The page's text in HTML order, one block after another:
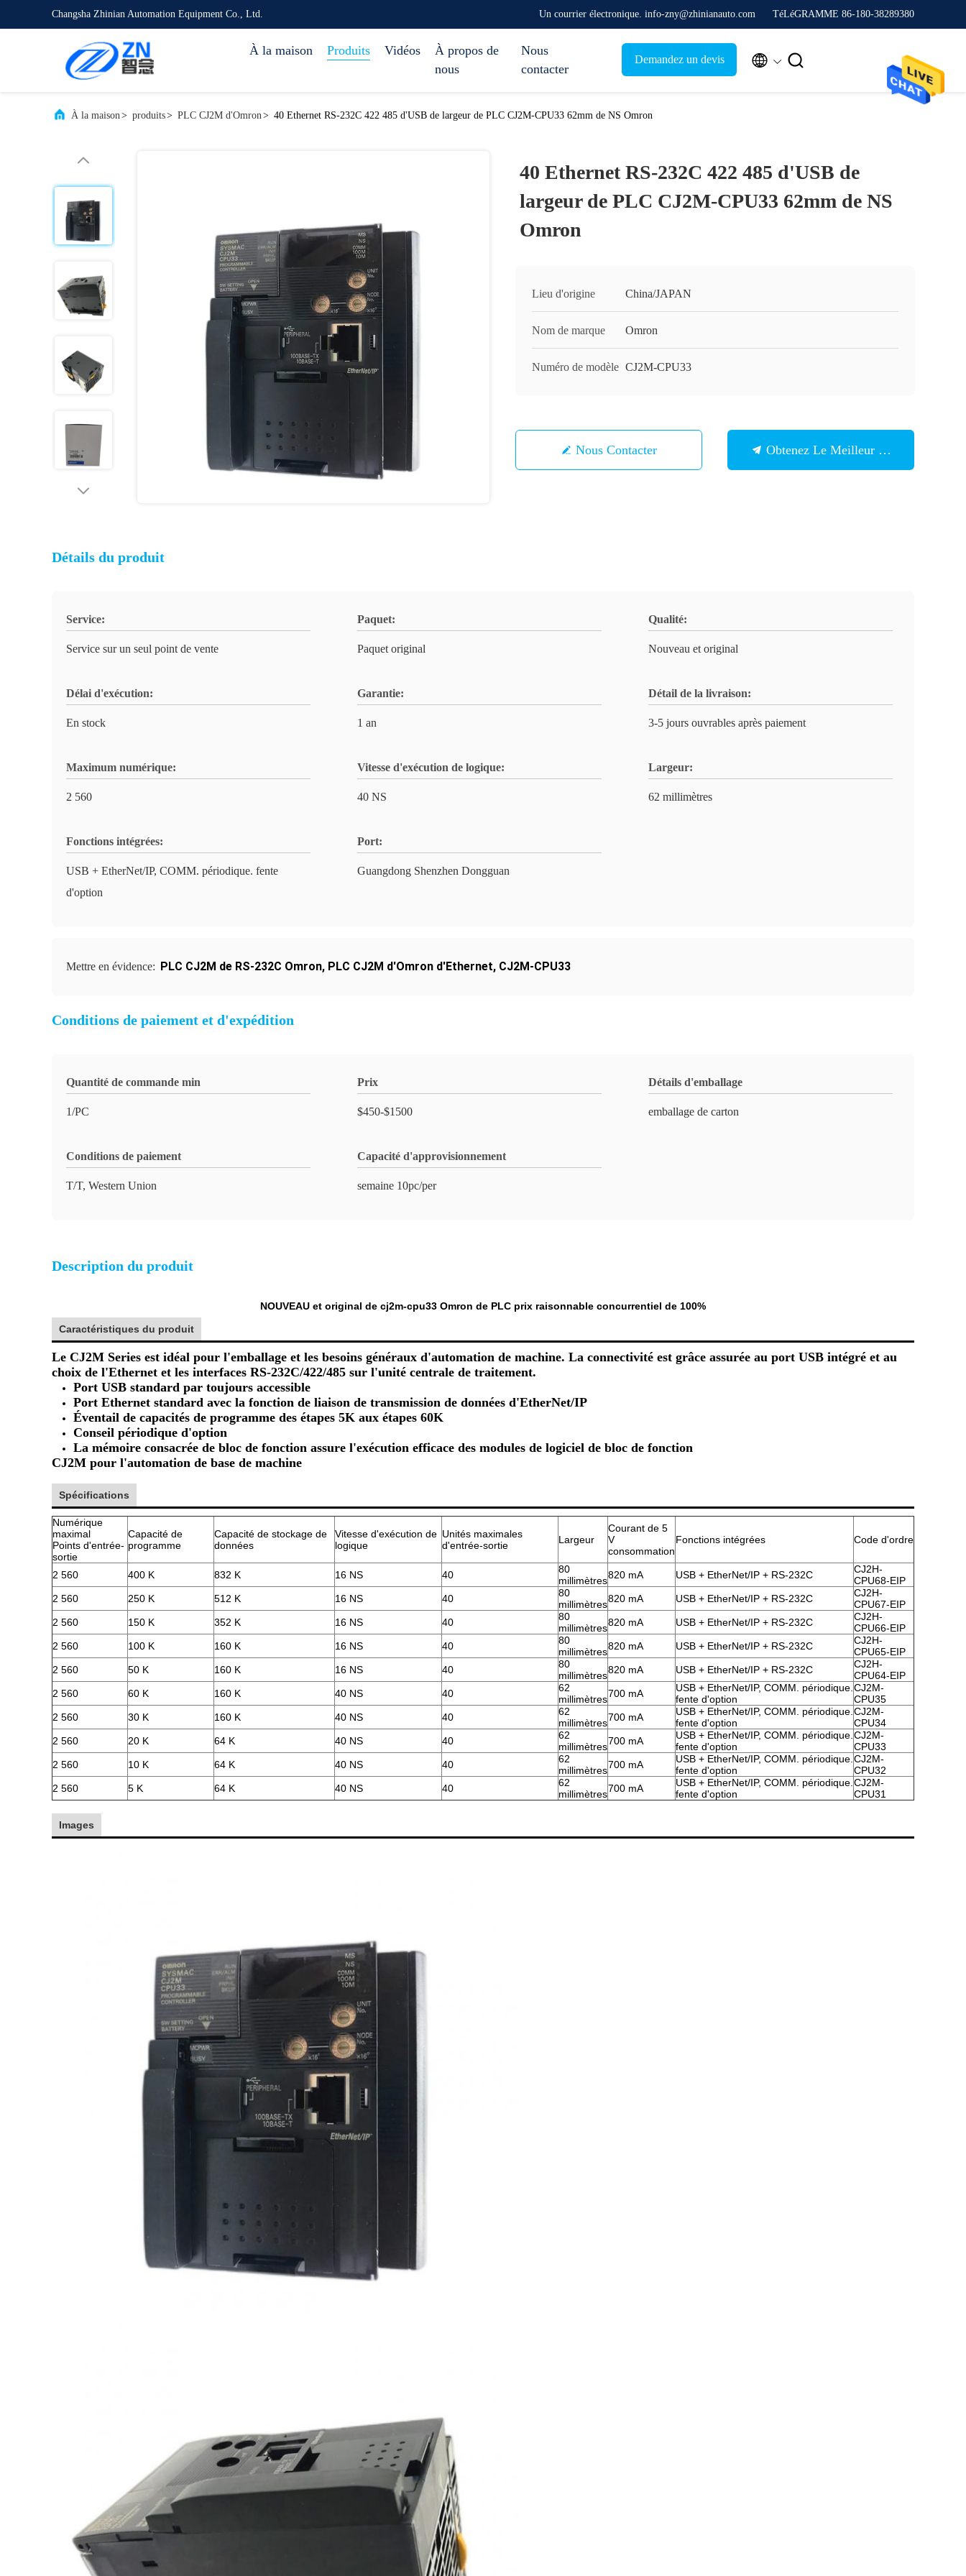
Changsha Zhinian Automation Equipment Co., Ltd. Un courrier électronique. info-zny@zhinianauto.com TéLéGRAMME 86-180-38289380
À la maison Produits Vidéos
À propos de
nous
Nous
contacter
Demandez un devis  
À la maison> produits> PLC CJ2M d'Omron> 40 Ethernet RS-232C 422 485 d'USB de largeur de PLC CJ2M-CPU33 62mm de NS Omron
40 Ethernet RS-232C 422 485 d'USB de
largeur de PLC CJ2M-CPU33 62mm de NS
Omron
Lieu d'origine China/JAPAN
Nom de marque Omron
Numéro de modèle CJ2M-CPU33
Nous Contacter Obtenez Le Meilleur Prix
Détails du produit
Service:
Service sur un seul point de vente
Paquet:
Paquet original
Qualité:
Nouveau et original
Délai d'exécution:
En stock
Garantie:
1 an
Détail de la livraison:
3-5 jours ouvrables après paiement
Maximum numérique:
2 560
Vitesse d'exécution de logique:
40 NS
Largeur:
62 millimètres
Fonctions intégrées:
USB + EtherNet/IP, COMM. périodique. fente
d'option
Port:
Guangdong Shenzhen Dongguan
Mettre en évidence: PLC CJ2M de RS-232C Omron, PLC CJ2M d'Omron d'Ethernet, CJ2M-CPU33
Conditions de paiement et d'expédition
Quantité de commande min
1/PC
Prix
$450-$1500
Détails d'emballage
emballage de carton
Conditions de paiement
T/T, Western Union
Capacité d'approvisionnement
semaine 10pc/per
Description du produit
NOUVEAU et original de cj2m-cpu33 Omron de PLC prix raisonnable concurrentiel de 100%
Caractéristiques du produit
Le CJ2M Series est idéal pour l'emballage et les besoins généraux d'automation de machine. La connectivité est grâce assurée au port USB intégré et au
choix de l'Ethernet et les interfaces RS-232C/422/485 sur l'unité centrale de traitement.
Port USB standard par toujours accessible
Port Ethernet standard avec la fonction de liaison de transmission de données d'EtherNet/IP
Éventail de capacités de programme des étapes 5K aux étapes 60K
Conseil périodique d'option
La mémoire consacrée de bloc de fonction assure l'exécution efficace des modules de logiciel de bloc de fonction
CJ2M pour l'automation de base de machine
Spécifications
Numérique
maximal
Points d'entrée-
sortie
Capacité de
programme
Capacité de stockage de
données
Vitesse d'exécution de
logique
Unités maximales
d'entrée-sortie
Largeur
Courant de 5
V
consommation
Fonctions intégrées Code d'ordre
2 560 400 K 832 K 16 NS 40
80
millimètres820 mA USB + EtherNet/IP + RS-232C
CJ2H-
CPU68-EIP
2 560
250 K 512 K 16 NS 40
80
millimètres820 mA USB + EtherNet/IP + RS-232C
CJ2H-
CPU67-EIP
2 560
150 K 352 K 16 NS 40
80
millimètres820 mA USB + EtherNet/IP + RS-232C
CJ2H-
CPU66-EIP
2 560
100 K 160 K 16 NS 40
80
millimètres820 mA USB + EtherNet/IP + RS-232C
CJ2H-
CPU65-EIP
2 560
50 K 160 K 16 NS 40
80
millimètres820 mA USB + EtherNet/IP + RS-232C
CJ2H-
CPU64-EIP
2 560
60 K 160 K 40 NS 40
62
millimètres700 mA
USB + EtherNet/IP, COMM. périodique.
fente d'option
CJ2M-
CPU35
2 560
30 K 160 K 40 NS 40
62
millimètres700 mA
USB + EtherNet/IP, COMM. périodique.
fente d'option
CJ2M-
CPU34
2 560
20 K 64 K 40 NS 40
62
millimètres700 mA
USB + EtherNet/IP, COMM. périodique.
fente d'option
CJ2M-
CPU33
2 560
10 K 64 K 40 NS 40
62
millimètres700 mA
USB + EtherNet/IP, COMM. périodique.
fente d'option
CJ2M-
CPU32
2 560
5 K 64 K 40 NS 40
62
millimètres700 mA
USB + EtherNet/IP, COMM. périodique.
fente d'option
CJ2M-
CPU31
Images